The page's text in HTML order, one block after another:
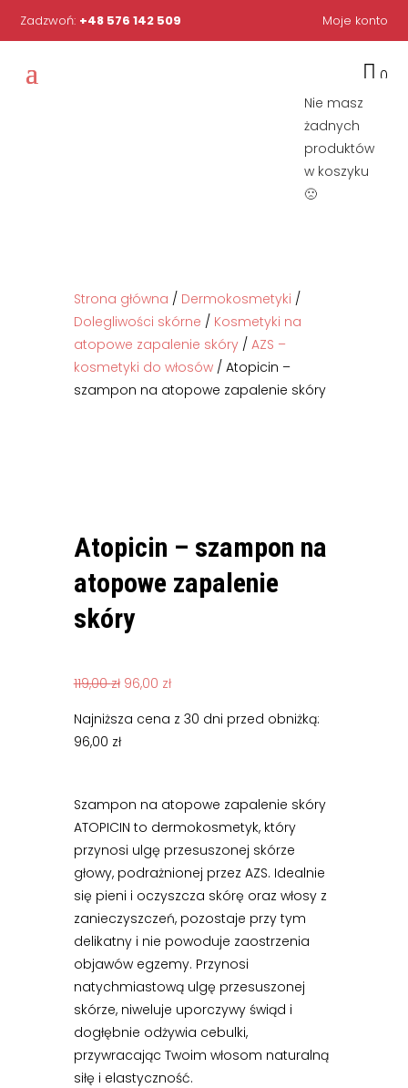
Zadzwoń: +48 576 142 509 Moje konto
 0
Nie masz
żadnych
produktów
w koszyku
🙁
Strona główna / Dermokosmetyki /
Dolegliwości skórne / Kosmetyki na
atopowe zapalenie skóry/ AZS –
kosmetyki do włosów/ Atopicin –
szampon na atopowe zapalenie skóry
Atopicin – szampon na
atopowe zapalenie
skóry
119,00zł Pierwotna
wynosiła:
96,00 złAktualna
wynosi:
Najniższa cena z 30 dni przed obniżką:
96,00 zł
Szampon na atopowe zapalenie skóry
ATOPICIN to dermokosmetyk, który
przynosi ulgę przesuszonej skórze
głowy, podrażnionej przez AZS. Idealnie
się pieni i oczyszcza skórę oraz włosy z
zanieczyszczeń, pozostaje przy tym
delikatny i nie powoduje zaostrzenia
objawów egzemy. Przynosi
natychmiastową ulgę przesuszonej
skórze, niweluje uporczywy świąd i
dogłębnie odżywia cebulki,
przywracając Twoim włosom naturalną
siłę i elastyczność.